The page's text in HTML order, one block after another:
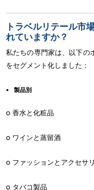
トラベルリテール市
れていますか？
私たちの専門家は、以下の
をセグメント化しました：
製品別
o 香水と化粧品
o ワインと蒸留酒
o ファッションとアクセサ
o タバコ製品